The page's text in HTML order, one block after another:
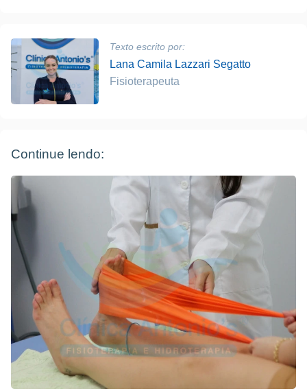
Texto escrito por:
Lana Camila Lazzari Segatto
Fisioterapeuta
Continue lendo: